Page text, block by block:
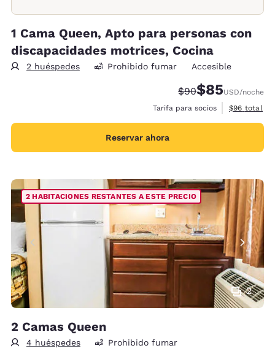
1 Cama Queen, Apto para personas con
discapacidades motrices, Cocina
2 huéspedes Prohibido fumar Accesible
Precio tachado:
$90Precio con
$85USD/noche
Tarifa para socios
Ver
$96 total
Reservar ahora
2
2 HABITACIONES RESTANTES A ESTE PRECIO
2 Camas Queen
4 huéspedes Prohibido fumar